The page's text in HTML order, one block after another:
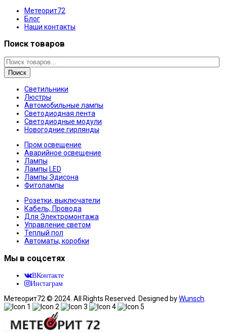
Метеорит72
Блог
Наши контакты
Поиск товаров
Поиск
Светильники
Люстры
Автомобильные лампы
Светодиодная лента
Светодиодные модули
Новогодние гирлянды
Пром освещение
Аварийное освещение
Лампы
Лампы LED
Лампы Эдисона
Фитолампы
Розетки, выключатели
Кабель, Провода
Для Электромонтажа
Управление светом
Теплый пол
Автоматы, коробки
Мы в соцсетях
ВКонтакте
Инстаграм
Метеорит72 © 2024. All Rights Reserved. Designed byWunsch